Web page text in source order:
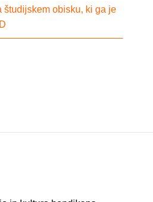
študijskem obisku, ki ga je